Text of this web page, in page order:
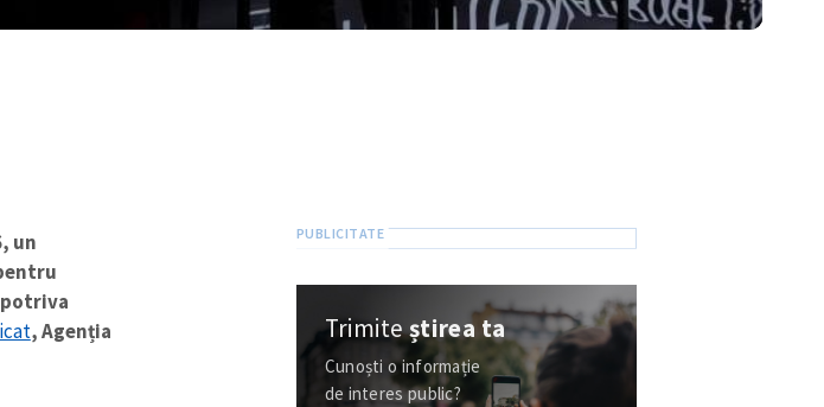
un
, Agenția
Trimiteștirea ta
Cunoști o informație
de interes public?